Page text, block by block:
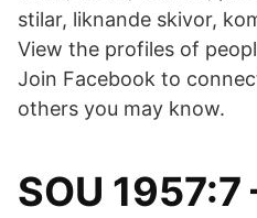
stilar, liknande skivor,
View the profiles of
Join Facebook to
others you may know.
SOU 1957:7